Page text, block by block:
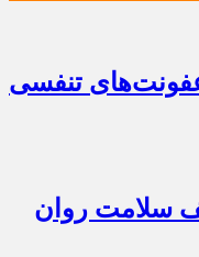
عفونت‌های تنفسی
سلامت روان